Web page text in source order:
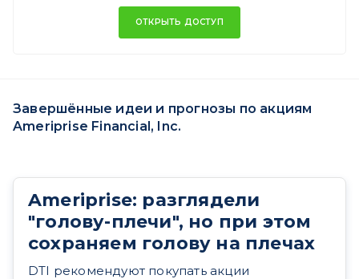
ОТКРЫТЬ ДОСТУП
Завершённые идеи и прогнозы по акциям
Ameriprise Financial, Inc.
Ameriprise: разглядели
"голову-плечи", но при этом
сохраняем голову на плечах
DTI рекомендуют покупать акции